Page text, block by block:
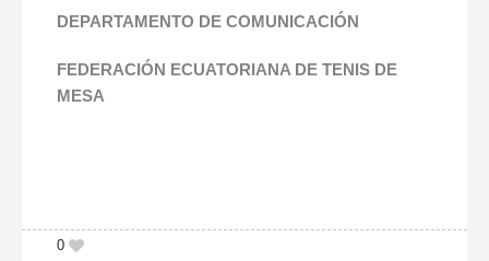
DEPARTAMENTO DE COMUNICACIÓN
FEDERACIÓN ECUATORIANA DE TENIS DE
MESA
0